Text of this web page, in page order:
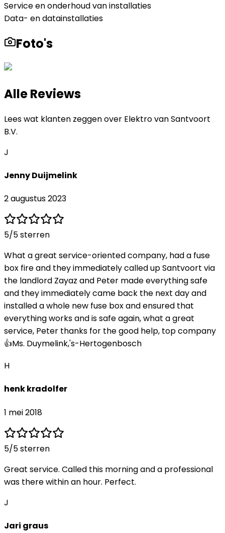
Service en onderhoud van installaties
Data- en datainstallaties
Foto's
Alle Reviews
Lees wat klanten zeggen over Elektro van Santvoort
B.V.
J
Jenny Duijmelink
2 augustus 2023
5/5 sterren
What a great service-oriented company, had a fuse
box fire and they immediately called up Santvoort via
the landlord Zayaz and Peter made everything safe
and they immediately came back the next day and
installed a whole new fuse box and ensured that
everything works and is safe again, what a great
service, Peter thanks for the good help, top company
👍Ms. Duymelink,'s-Hertogenbosch
H
henk kradolfer
1 mei 2018
5/5 sterren
Great service. Called this morning and a professional
was there within an hour. Perfect.
J
Jari graus